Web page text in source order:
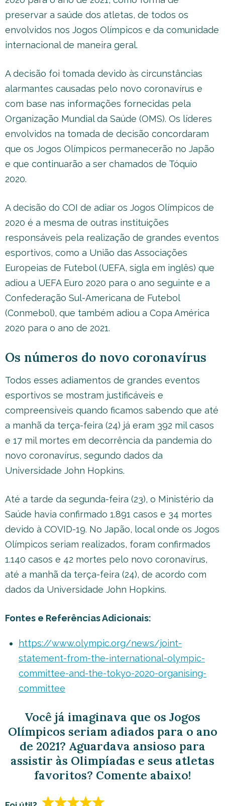
preservar a saúde dos atletas, de todos os
envolvidos nos Jogos Olímpicos e da comunidade
internacional de maneira geral.
A decisão foi tomada devido às circunstâncias
alarmantes causadas pelo novo coronavírus e
com base nas informações fornecidas pela
Organização Mundial da Saúde (OMS). Os líderes
envolvidos na tomada de decisão concordaram
que os Jogos Olímpicos permanecerão no Japão
e que continuarão a ser chamados de Tóquio
2020.
A decisão do COI de adiar os Jogos Olímpicos de
2020 é a mesma de outras instituições
responsáveis pela realização de grandes eventos
esportivos, como a União das Associações
Europeias de Futebol (UEFA, sigla em inglês) que
adiou a UEFA Euro 2020 para o ano seguinte e a
Confederação Sul-Americana de Futebol
(Conmebol), que também adiou a Copa América
2020 para o ano de 2021.
Os números do novo coronavírus
Todos esses adiamentos de grandes eventos
esportivos se mostram justificáveis e
compreensíveis quando ficamos sabendo que até
a manhã da terça-feira (24) já eram 392 mil casos
e 17 mil mortes em decorrência da pandemia do
novo coronavírus, segundo dados da
Universidade John Hopkins.
Até a tarde da segunda-feira (23), o Ministério da
Saúde havia confirmado 1.891 casos e 34 mortes
devido à COVID-19. No Japão, local onde os Jogos
Olímpicos seriam realizados, foram confirmados
1.140 casos e 42 mortes pelo novo coronavírus,
até a manhã da terça-feira (24), de acordo com
dados da Universidade John Hopkins.
Fontes e Referências Adicionais:
https://www.olympic.org/news/joint-
statement-from-the-international-olympic-
committee-and-the-tokyo-2020-organising-
committee
Você já imaginava que os Jogos
Olímpicos seriam adiados para o ano
de 2021? Aguardava ansioso para
assistir às Olimpíadas e seus atletas
favoritos? Comente abaixo!